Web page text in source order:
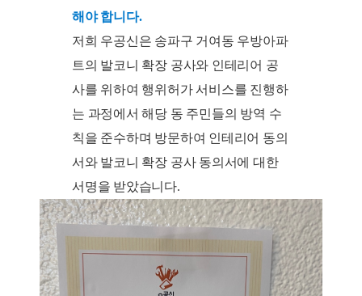
해야 합니다.
저희 우공신은 송파구 거여동 우방아파
트의 발코니 확장 공사와 인테리어 공
사를 위하여 행위허가 서비스를 진행하
는 과정에서 해당 동 주민들의 방역 수
칙을 준수하며 방문하여 인테리어 동의
서와 발코니 확장 공사 동의서에 대한
서명을 받았습니다.